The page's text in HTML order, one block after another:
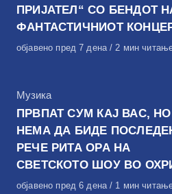
ПРИЈАТЕЛ“ СО БЕНДОТ
ФАНТАСТИЧНИОТ
Објавено
објавено пред 7 дена 2 мин
КАтегорија
Музика
ПРВПАТ СУМ КАЈ ВАС, НО
НЕМА ДА БИДЕ
РЕЧЕ РИТА ОРА НА
СВЕТСКОТО ШОУ ВО
Објавено
објавено пред 6 дена 1 мин